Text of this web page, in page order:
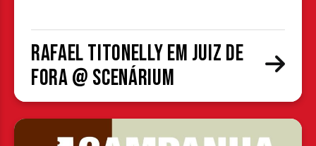
Rafael Titonelly em Juiz de
Fora @ Scenárium